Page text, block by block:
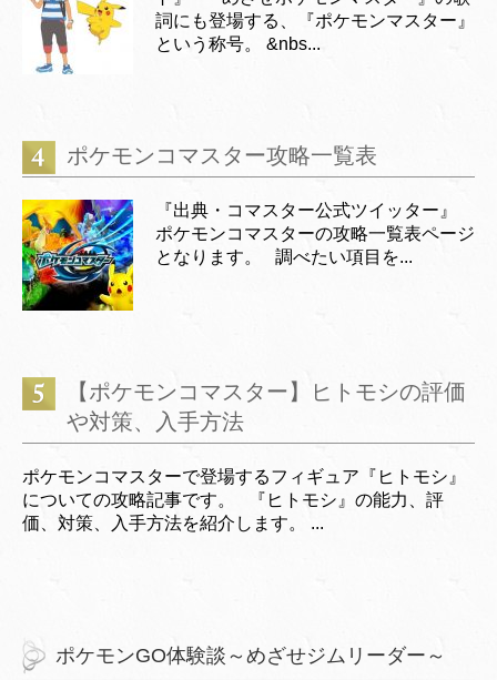
詞にも登場する、『ポケモンマスター』
という称号。 &nbs...
ポケモンコマスター攻略一覧表
『出典・コマスター公式ツイッター』
ポケモンコマスターの攻略一覧表ページ
となります。 調べたい項目を...
【ポケモンコマスター】ヒトモシの評価
や対策、入手方法
ポケモンコマスターで登場するフィギュア『ヒトモシ』
についての攻略記事です。 『ヒトモシ』の能力、評
価、対策、入手方法を紹介します。 ...
ポケモンGO体験談～めざせジムリーダー～